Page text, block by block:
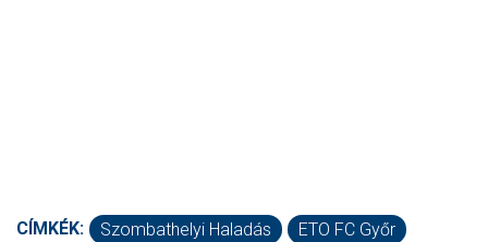
CÍMKÉK: Szombathelyi Haladás
ETO FC Győr